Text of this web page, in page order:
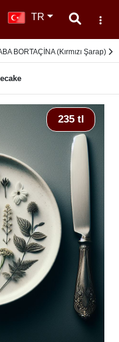
TR
BORTAÇİNA (Kırmızı Şarap)
235 tl